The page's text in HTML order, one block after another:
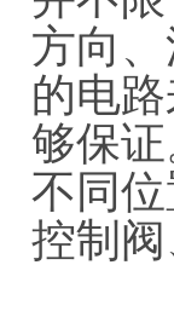
方向
的电
够保
不同
控制